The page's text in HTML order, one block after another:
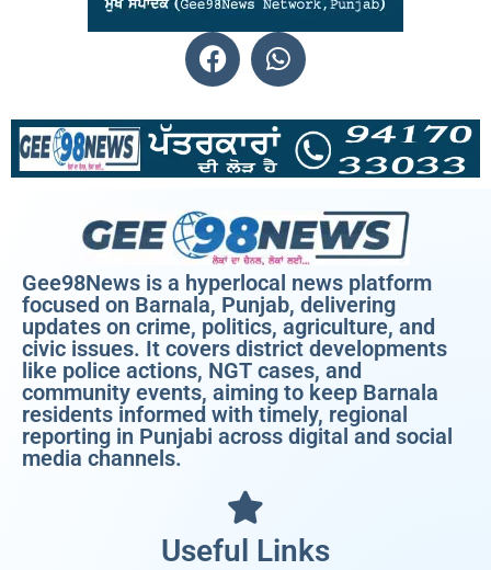
Gee98News is a hyperlocal news platform
focused on Barnala, Punjab, delivering
updates on crime, politics, agriculture, and
civic issues. It covers district developments
like police actions, NGT cases, and
community events, aiming to keep Barnala
residents informed with timely, regional
reporting in Punjabi across digital and social
media channels.
Useful Links